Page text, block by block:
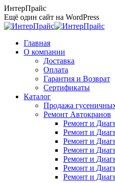
Перейти
к
содержанию
ИнтерПрайс
Ещё один сайт на WordPress
Главная
О компании
Доставка
Оплата
Гарантия и Возврат
Сертификаты
Каталог
Продажа
Ремонт Автокранов
Ремонт и
Ремонт и
Ремонт и
Ремонт и
Ремонт и
Ремонт и
Ремонт и